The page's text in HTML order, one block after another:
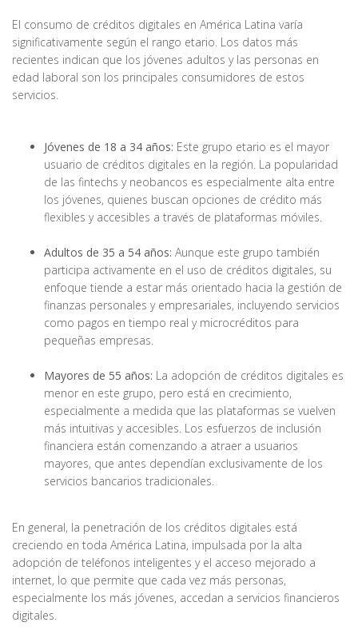
El consumo de créditos digitales en América Latina varía
significativamente según el rango etario. Los datos más
recientes indican que los jóvenes adultos y las personas en
edad laboral son los principales consumidores de estos
servicios.
Jóvenes de 18 a 34 años: Este grupo etario es el mayor
usuario de créditos digitales en la región. La popularidad
de las fintechs y neobancos es especialmente alta entre
los jóvenes, quienes buscan opciones de crédito más
flexibles y accesibles a través de plataformas móviles.
Adultos de 35 a 54 años: Aunque este grupo también
participa activamente en el uso de créditos digitales, su
enfoque tiende a estar más orientado hacia la gestión de
finanzas personales y empresariales, incluyendo servicios
como pagos en tiempo real y microcréditos para
pequeñas empresas.
Mayores de 55 años: La adopción de créditos digitales es
menor en este grupo, pero está en crecimiento,
especialmente a medida que las plataformas se vuelven
más intuitivas y accesibles. Los esfuerzos de inclusión
financiera están comenzando a atraer a usuarios
mayores, que antes dependían exclusivamente de los
servicios bancarios tradicionales.
En general, la penetración de los créditos digitales está
creciendo en toda América Latina, impulsada por la alta
adopción de teléfonos inteligentes y el acceso mejorado a
internet, lo que permite que cada vez más personas,
especialmente los más jóvenes, accedan a servicios financieros
digitales.